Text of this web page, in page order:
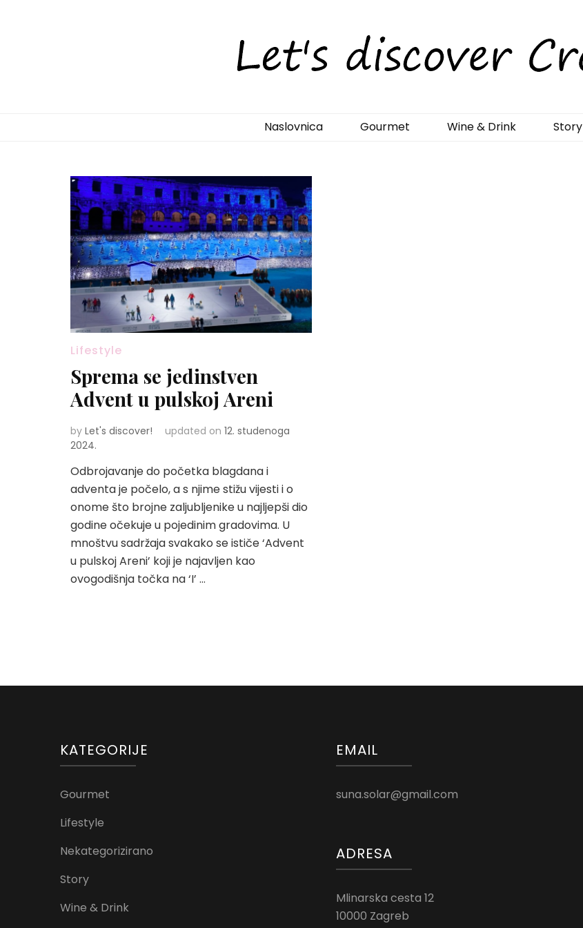
LetsDiscoverCroatia
Naslovnica Gourmet Wine & Drink Story
Lifestyle
Sprema se jedinstven
Advent u pulskoj Areni
by Let's discover! updated on 12. studenoga
2024.
Odbrojavanje do početka blagdana i
adventa je počelo, a s njime stižu vijesti i o
onome što brojne zaljubljenike u najljepši dio
godine očekuje u pojedinim gradovima. U
mnoštvu sadržaja svakako se ističe ‘Advent
u pulskoj Areni’ koji je najavljen kao
ovogodišnja točka na ‘I’ …
KATEGORIJE
Gourmet
Lifestyle
Nekategorizirano
Story
Wine & Drink
EMAIL
suna.solar@gmail.com
ADRESA
Mlinarska cesta 12
10000 Zagreb